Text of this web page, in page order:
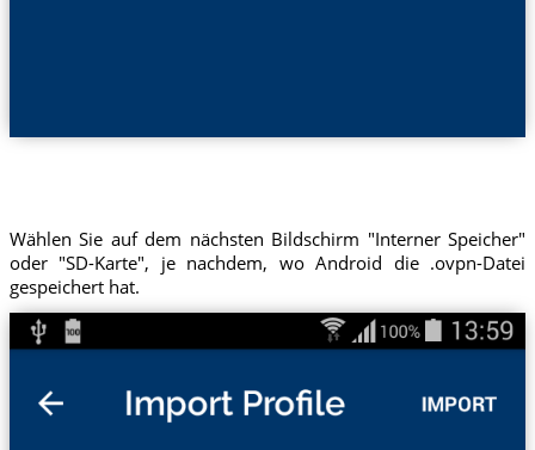
Wählen Sie auf dem nächsten Bildschirm "Interner Speicher"
oder "SD-Karte", je nachdem, wo Android die .ovpn-Datei
gespeichert hat.